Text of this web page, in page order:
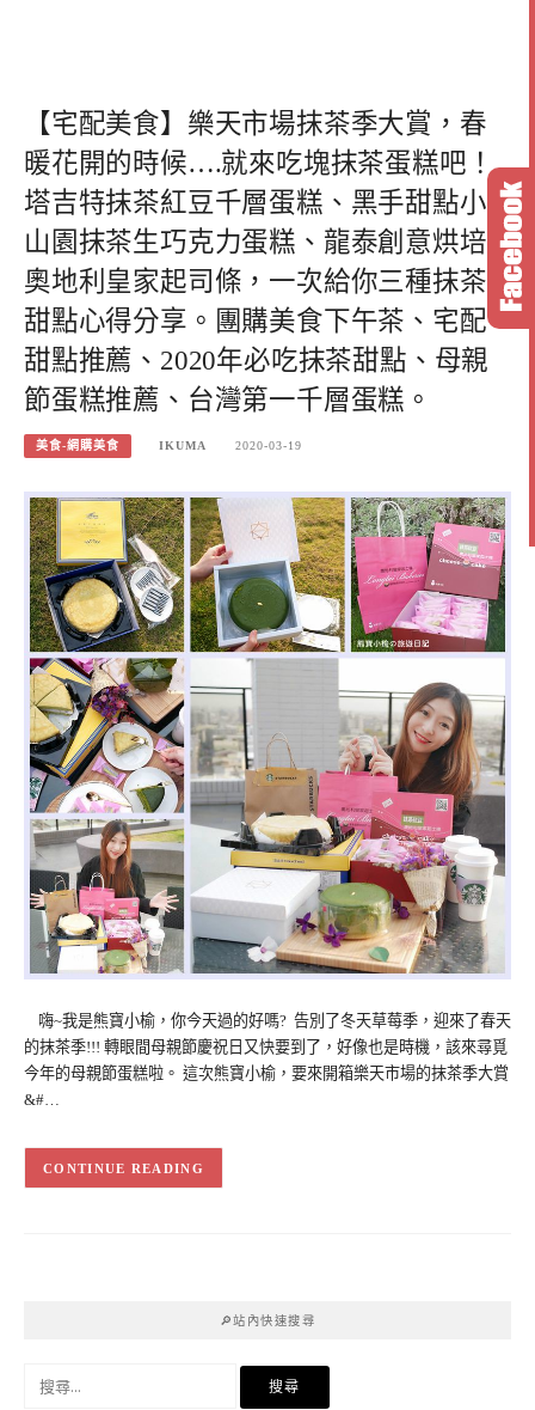
【宅配美食】樂天市場抹茶季大賞，春
暖花開的時候….就來吃塊抹茶蛋糕吧！
塔吉特抹茶紅豆千層蛋糕、黑手甜點小
山園抹茶生巧克力蛋糕、龍泰創意烘培
奧地利皇家起司條，一次給你三種抹茶
甜點心得分享。團購美食下午茶、宅配
甜點推薦、2020年必吃抹茶甜點、母親
節蛋糕推薦、台灣第一千層蛋糕。
美食-網購美食 IKUMA 2020-03-19
嗨~我是熊寶小榆，你今天過的好嗎? 告別了冬天草莓季，迎來了春天
的抹茶季!!! 轉眼間母親節慶祝日又快要到了，好像也是時機，該來尋覓
今年的母親節蛋糕啦。 這次熊寶小榆，要來開箱樂天市場的抹茶季大賞
&#…
CONTINUE READING
🔎站內快速搜尋